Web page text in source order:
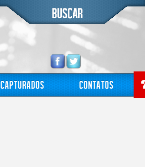
Capturados Contatos